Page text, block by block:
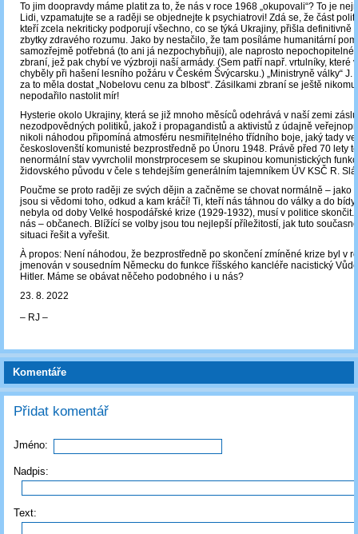
To jim doopravdy máme platit za to, že nás v roce 1968 „okupovali“? To je
Lidi, vzpamatujte se a raději se objednejte k psychiatrovi! Zdá se, že část
kteří zcela nekriticky podporují všechno, co se týká Ukrajiny, přišla definitivně
zbytky zdravého rozumu. Jako by nestačilo, že tam posíláme humanitární
samozřejmě potřebná (to ani já nezpochybňuji), ale naprosto nepochopitelné
zbraní, jež pak chybí ve výzbroji naší armády. (Sem patří např. vrtulníky, které
chyběly při hašení lesního požáru v Českém Švýcarsku.) „Ministryně války“ J.
za to měla dostat „Nobelovu cenu za blbost“. Zásilkami zbraní se ještě
nepodařilo nastolit mír!
Hysterie okolo Ukrajiny, která se již mnoho měsíců odehrává v naší zemi
nezodpovědných politiků, jakož i propagandistů a aktivistů z údajně
nikoli náhodou připomíná atmosféru nesmiřitelného třídního boje, jaký tady
českoslovenští komunisté bezprostředně po Únoru 1948. Právě před 70 lety
nenormální stav vyvrcholil monstrprocesem se skupinou komunistických
židovského původu v čele s tehdejším generálním tajemníkem ÚV KSČ R.
Poučme se proto raději ze svých dějin a začněme se chovat normálně – jako
jsou si vědomi toho, odkud a kam kráčí! Ti, kteří nás táhnou do války a do
nebyla od doby Velké hospodářské krize (1929-1932), musí v politice skončit.
nás – občanech. Blížící se volby jsou tou nejlepší příležitostí, jak tuto
situaci řešit a vyřešit.
À propos: Není náhodou, že bezprostředně po skončení zmíněné krize byl v
jmenován v sousedním Německu do funkce říšského kancléře nacistický
Hitler. Máme se obávat něčeho podobného i u nás?
23. 8. 2022
‒ RJ ‒
Komentáře
Přidat komentář
Jméno:
Nadpis:
Text: